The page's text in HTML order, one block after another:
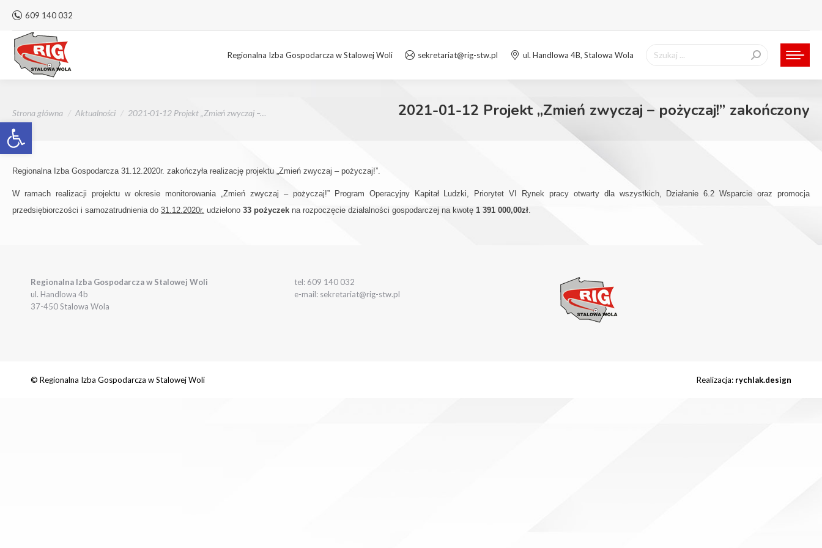
Otwórz pasek narzędzi
609 140 032
Regionalna Izba Gospodarcza w Stalowej Woli sekretariat@rig-stw.pl ul. Handlowa 4B, Stalowa Wola Szukaj:
Jesteś tutaj:
Strona główna Aktualności 2021-01-12 Projekt „Zmień zwyczaj –… 2021-01-12 Projekt „Zmień zwyczaj – pożyczaj!” zakończony
Regionalna Izba Gospodarcza 31.12.2020r. zakończyła realizację projektu „Zmień zwyczaj – pożyczaj!”.
W ramach realizacji projektu w okresie monitorowania „Zmień zwyczaj – pożyczaj!” Program Operacyjny Kapitał Ludzki, Priorytet VI Rynek pracy otwarty dla wszystkich, Działanie 6.2 Wsparcie oraz promocja
przedsiębiorczości i samozatrudnienia do 31.12.2020r. udzielono 33 pożyczek na rozpoczęcie działalności gospodarczej na kwotę 1 391 000,00zł.
Regionalna Izba Gospodarcza w Stalowej Woli
ul. Handlowa 4b
37-450 Stalowa Wola
tel: 609 140 032
e-mail: sekretariat@rig-stw.pl
© Regionalna Izba Gospodarcza w Stalowej Woli Realizacja: rychlak.design